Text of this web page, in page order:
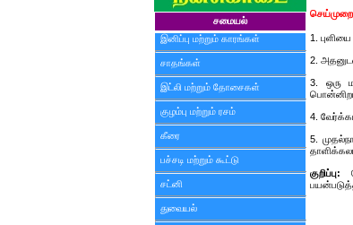
சமையல்
இனிப்பு மற்றும் காரங்கள்
சாதங்கள்
இட்லி மற்றும் தோசைகள்
குழம்பு மற்றும் ரசம்
கீரை
பச்சடி மற்றும் கூட்டு
சட்னி
துவையல்
1.
2.
3. ஒரு
4.
5.
குறிப்பு: